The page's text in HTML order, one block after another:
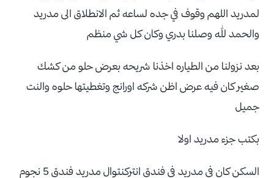
لمدريد اللهم وقوف في جده لساعه ثم الانطلاق الى مدريد
والحمد لله وصلنا بدري وكان كل شي منظم
بعد نزولنا من الطياره اخذنا شريحه بعرض حلو من كشك
صغير كان فيه عرض اظن شركه اورانج وتغطيتها حلوه والنت
جميل
بكتب جزء مدريد اولا
السكن كان في مدريد في فندق انتركنتوال مدريد فندق 5 نجوم